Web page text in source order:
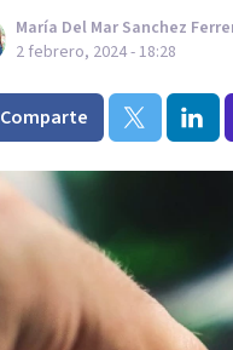
María Del Mar Sanchez
2 febrero, 2024 - 18:28
Comparte